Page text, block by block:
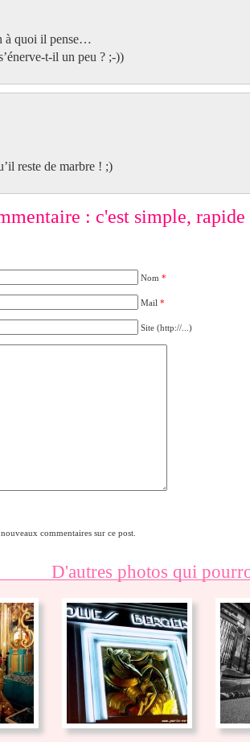
à quoi il pense…
t-il un peu ? ;-))
reste de marbre ! ;)
: c'est simple,
Nom *
Mail *
Site (http://...)
commentaires sur ce post.
D'autres photos qui